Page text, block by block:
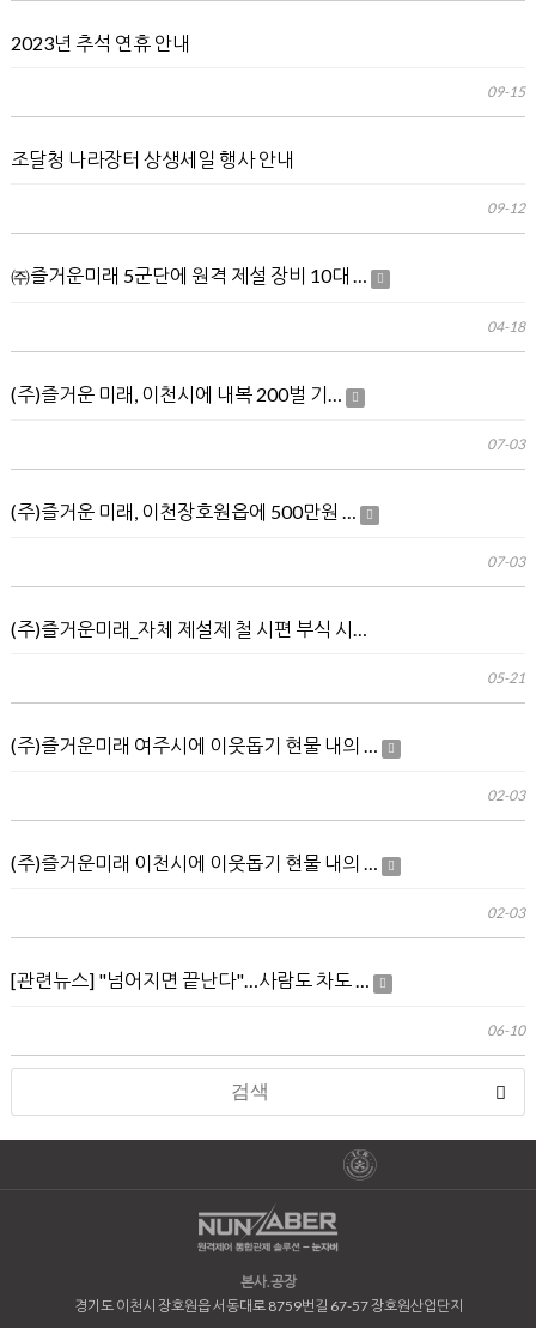
2023년 추석 연휴 안내
09-15
조달청 나라장터 상생세일 행사 안내
09-12
㈜즐거운미래 5군단에 원격 제설 장비 10대 …
04-18
(주)즐거운 미래, 이천시에 내복 200벌 기…
07-03
(주)즐거운 미래, 이천장호원읍에 500만원 …
07-03
(주)즐거운미래_자체 제설제 철 시편 부식 시…
05-21
(주)즐거운미래 여주시에 이웃돕기 현물 내의 …
02-03
(주)즐거운미래 이천시에 이웃돕기 현물 내의 …
02-03
[관련뉴스] "넘어지면 끝난다"…사람도 차도 …
06-10
본사.공장
경기도 이천시 장호원읍 서동대로 8759번길 67-57 장호원산업단지